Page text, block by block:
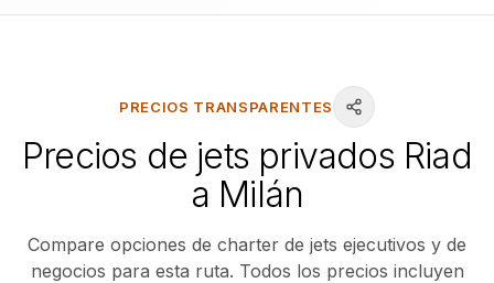
PRECIOS TRANSPARENTES
Precios de jets privados Riad
a Milán
Compare opciones de charter de jets ejecutivos y de
negocios para esta ruta. Todos los precios incluyen